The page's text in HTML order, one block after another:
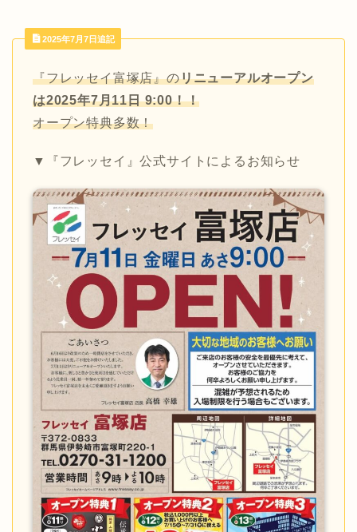
2025年7月7日追記
『フレッセイ富塚店』のリニューアルオープン
は2025年7月11日 9:00！！
オープン特典多数！
▼『フレッセイ』公式サイトによるお知らせ